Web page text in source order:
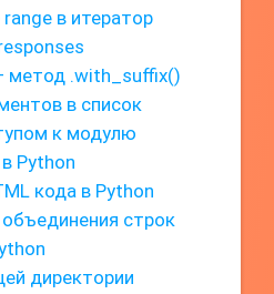
в итератор
метод .with_suffix()
в список
к модулю
Python
кода в Python
строк
директории